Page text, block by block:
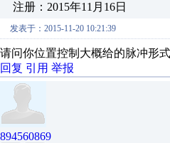
注册：2015年11月16日
发表于：2015-11-20 10:21:39
请问你位置控制大概给的脉冲形
回复 引用 举报
894560869